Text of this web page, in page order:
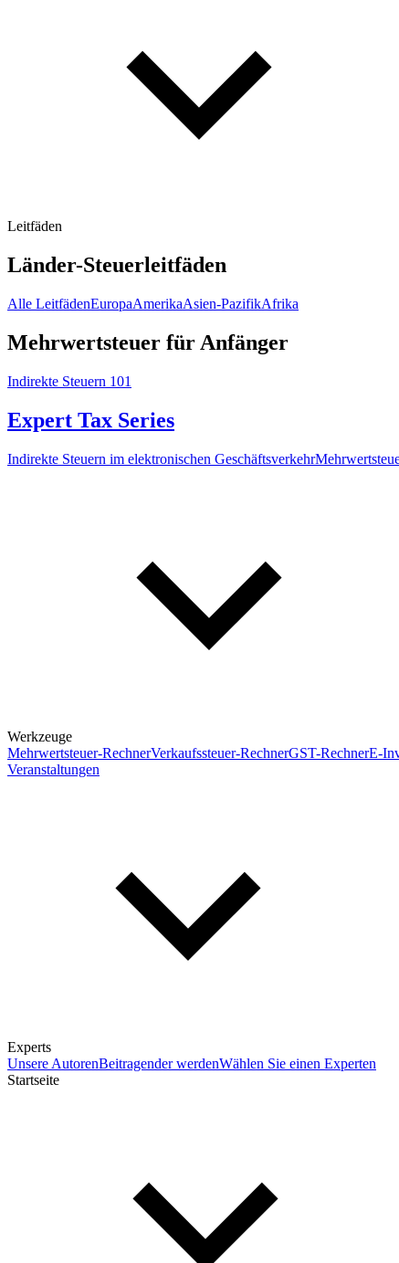
Leitfäden
Länder-Steuerleitfäden
Alle LeitfädenEuropaAmerikaAsien-PazifikAfrika
Mehrwertsteuer für Anfänger
Indirekte Steuern 101
Expert Tax Series
Indirekte Steuern im elektronischen Geschäftsverkehr
Werkzeuge
Mehrwertsteuer-RechnerVerkaufssteuer-RechnerGST-RechnerE-
Veranstaltungen
Experts
Unsere AutorenBeitragender werdenWählen Sie einen Experten
Startseite